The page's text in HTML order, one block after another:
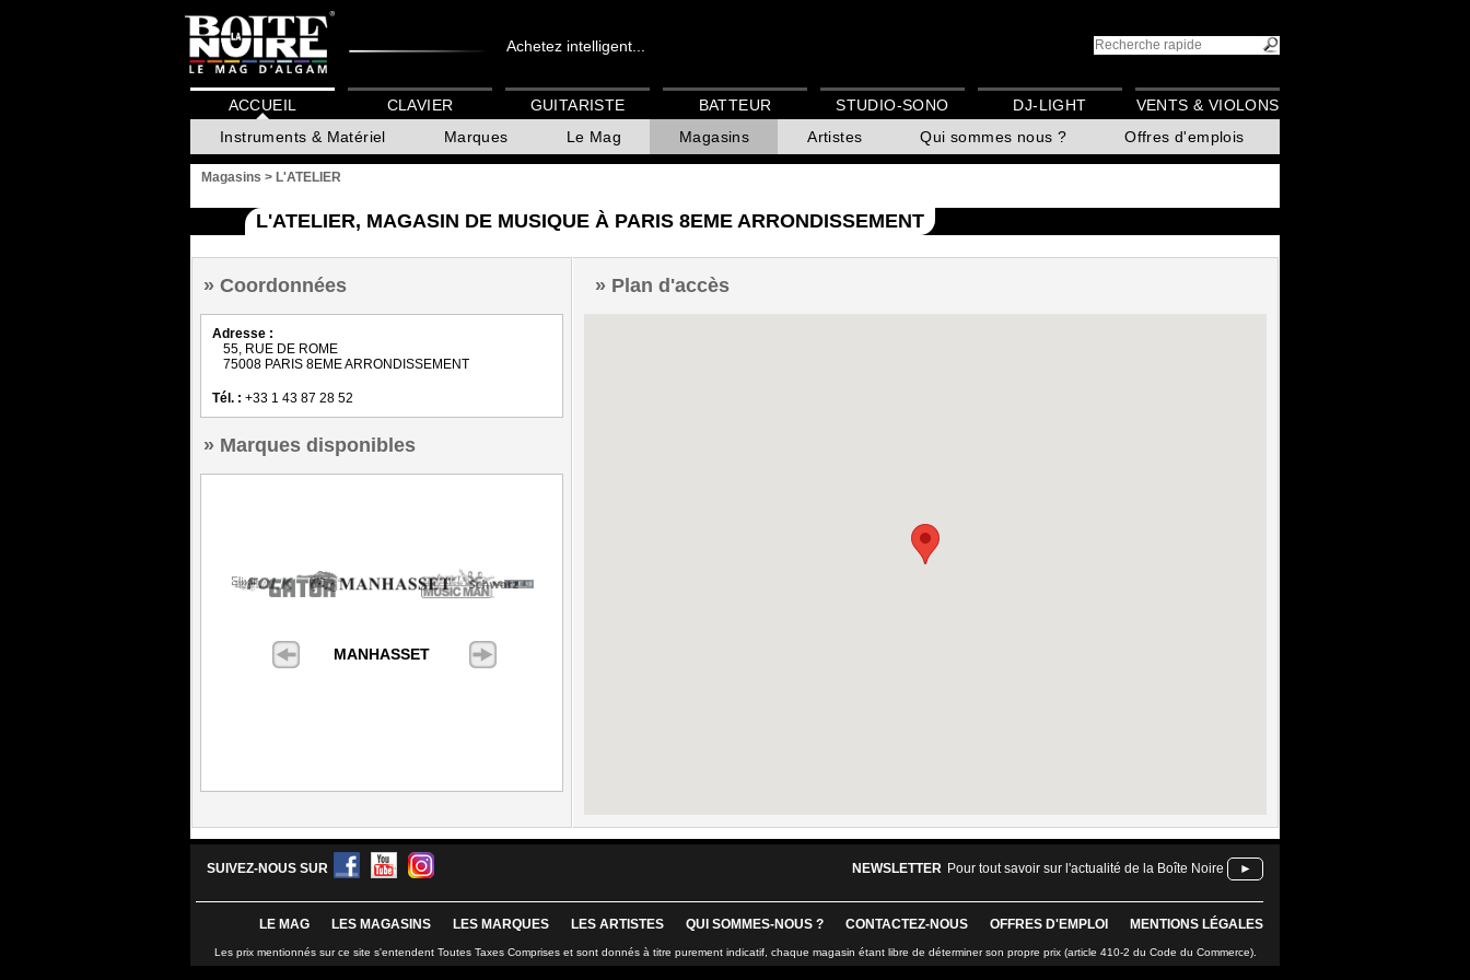
Achetez intelligent...
ACCUEIL
Instruments & Matériel
Marques Le Mag Magasins Artistes Qui sommes nous ? Offres d'emplois
CLAVIER GUITARISTE BATTEUR STUDIO-SONO DJ-LIGHT VENTS & VIOLONS
Magasins > L'ATELIER
L'ATELIER, MAGASIN DE MUSIQUE À PARIS 8EME ARRONDISSEMENT
Coordonnées
Adresse :
55, RUE DE ROME
75008 PARIS 8EME ARRONDISSEMENT
Tél. : +33 1 43 87 28 52
Marques disponibles
MANHASSET
Plan d'accès
SUIVEZ-NOUS SUR NEWSLETTER Pour tout savoir sur l'actualité de la Boîte Noire ►
LE MAG LES MAGASINS LES MARQUES LES ARTISTES QUI SOMMES-NOUS ? CONTACTEZ-NOUS OFFRES D'EMPLOI MENTIONS LÉGALES
Les prix mentionnés sur ce site s'entendent Toutes Taxes Comprises et sont donnés à titre purement indicatif, chaque magasin étant libre de déterminer son propre prix (article 410-2 du Code du Commerce).